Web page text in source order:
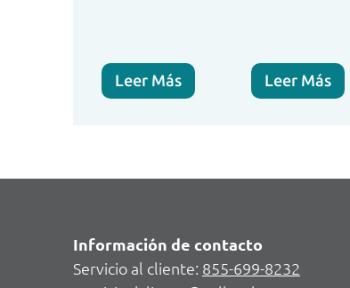
Leer Más Leer Más
Información de contacto
Servicio al cliente: 855-699-8232